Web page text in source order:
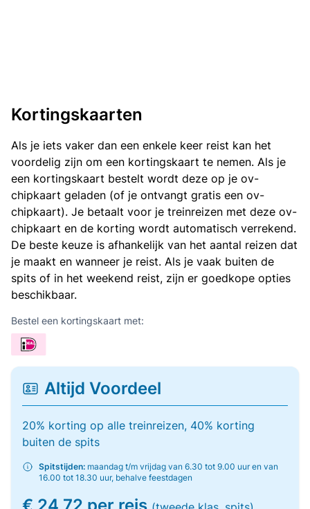
Kortingskaarten
Als je iets vaker dan een enkele keer reist kan het
voordelig zijn om een kortingskaart te nemen. Als je
een kortingskaart bestelt wordt deze op je ov-
chipkaart geladen (of je ontvangt gratis een ov-
chipkaart). Je betaalt voor je treinreizen met deze ov-
chipkaart en de korting wordt automatisch verrekend.
De beste keuze is afhankelijk van het aantal reizen dat
je maakt en wanneer je reist. Als je vaak buiten de
spits of in het weekend reist, zijn er goedkope opties
beschikbaar.
Bestel een kortingskaart met:
Altijd Voordeel
20% korting op alle treinreizen, 40% korting
buiten de spits
Spitstijden: maandag t/m vrijdag van 6.30 tot 9.00 uur en van
16.00 tot 18.30 uur, behalve feestdagen